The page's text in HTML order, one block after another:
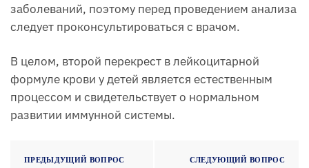
заболеваний, поэтому перед проведением анализа
следует проконсультироваться с врачом.
В целом, второй перекрест в лейкоцитарной
формуле крови у детей является естественным
процессом и свидетельствует о нормальном
развитии иммунной системы.
ПРЕДЫДУЩИЙ ВОПРОС СЛЕДУЮЩИЙ ВОПРОС